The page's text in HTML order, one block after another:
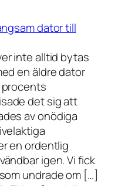
dator till
inte alltid bytas
en äldre dator
procents
det sig att
av onödiga
en ordentlig
igen. Vi fick
undrade om […]